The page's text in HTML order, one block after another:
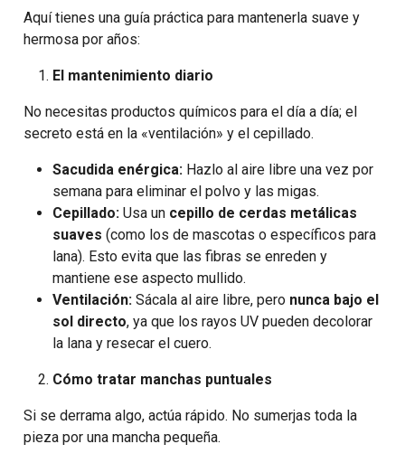
Aquí tienes una guía práctica para mantenerla suave y
hermosa por años:
El mantenimiento diario
No necesitas productos químicos para el día a día; el
secreto está en la «ventilación» y el cepillado.
Sacudida enérgica: Hazlo al aire libre una vez por
semana para eliminar el polvo y las migas.
Cepillado: Usa un cepillo de cerdas metálicas
suaves (como los de mascotas o específicos para
lana). Esto evita que las fibras se enreden y
mantiene ese aspecto mullido.
Ventilación: Sácala al aire libre, pero nunca bajo el
sol directo, ya que los rayos UV pueden decolorar
la lana y resecar el cuero.
Cómo tratar manchas puntuales
Si se derrama algo, actúa rápido. No sumerjas toda la
pieza por una mancha pequeña.